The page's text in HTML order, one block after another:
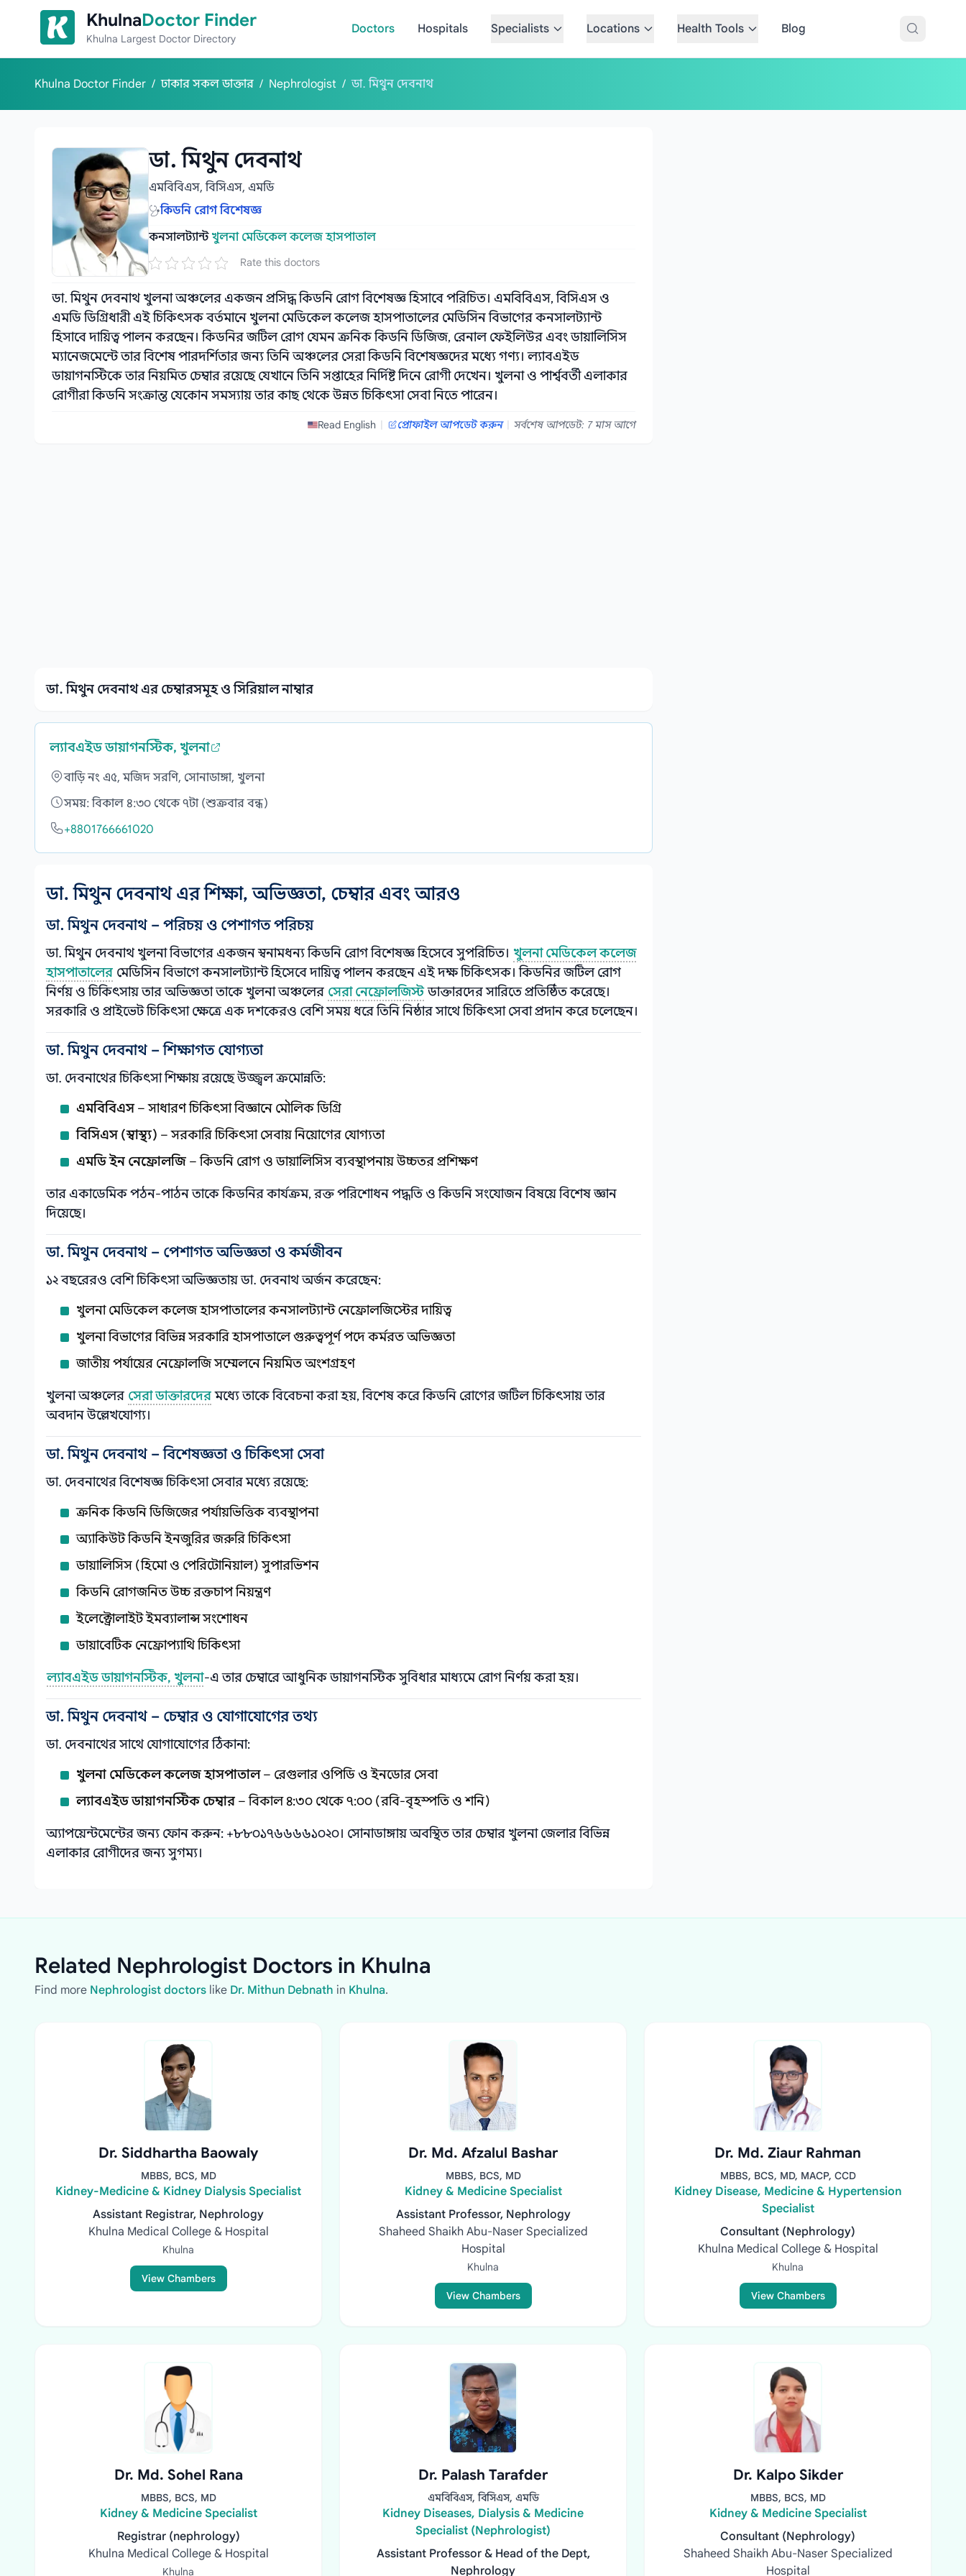
Skip to content
KhulnaDoctor Finder
Khulna Largest Doctor Directory
Doctors Hospitals Specialists Locations Health Tools Blog
Khulna Doctor Finder / ঢাকার সকল ডাক্তার / Nephrologist / ডা. মিথুন দেবনাথ
ডা. মিথুন দেবনাথ
এমবিবিএস, বিসিএস, এমডি
কিডনি রোগ বিশেষজ্ঞ
কনসালট্যান্ট খুলনা মেডিকেল কলেজ হাসপাতাল
Rate this doctors
ডা. মিথুন দেবনাথ খুলনা অঞ্চলের একজন প্রসিদ্ধ কিডনি রোগ বিশেষজ্ঞ হিসাবে পরিচিত। এমবিবিএস, বিসিএস ও
এমডি ডিগ্রিধারী এই চিকিৎসক বর্তমানে খুলনা মেডিকেল কলেজ হাসপাতালের মেডিসিন বিভাগের কনসালট্যান্ট
হিসাবে দায়িত্ব পালন করছেন। কিডনির জটিল রোগ যেমন ক্রনিক কিডনি ডিজিজ, রেনাল ফেইলিউর এবং ডায়ালিসিস
ম্যানেজমেন্টে তার বিশেষ পারদর্শিতার জন্য তিনি অঞ্চলের সেরা কিডনি বিশেষজ্ঞদের মধ্যে গণ্য। ল্যাবএইড
ডায়াগনস্টিকে তার নিয়মিত চেম্বার রয়েছে যেখানে তিনি সপ্তাহের নির্দিষ্ট দিনে রোগী দেখেন। খুলনা ও পার্শ্ববর্তী এলাকার
রোগীরা কিডনি সংক্রান্ত যেকোন সমস্যায় তার কাছ থেকে উন্নত চিকিৎসা সেবা নিতে পারেন।
Read English | প্রোফাইল আপডেট করুন | সর্বশেষ আপডেট: 7 মাস আগে
ডা. মিথুন দেবনাথ এর চেম্বারসমূহ ও সিরিয়াল নাম্বার
ল্যাবএইড ডায়াগনস্টিক, খুলনা
বাড়ি নং এ৫, মজিদ সরণি, সোনাডাঙ্গা, খুলনা
সময়: বিকাল ৪:৩০ থেকে ৭টা (শুক্রবার বন্ধ)
+8801766661020
ডা. মিথুন দেবনাথ এর শিক্ষা, অভিজ্ঞতা, চেম্বার এবং আরও
ডা. মিথুন দেবনাথ – পরিচয় ও পেশাগত পরিচয়
ডা. মিথুন দেবনাথ খুলনা বিভাগের একজন স্বনামধন্য কিডনি রোগ বিশেষজ্ঞ হিসেবে সুপরিচিত। খুলনা মেডিকেল কলেজ
হাসপাতালের মেডিসিন বিভাগে কনসালট্যান্ট হিসেবে দায়িত্ব পালন করছেন এই দক্ষ চিকিৎসক। কিডনির জটিল রোগ
নির্ণয় ও চিকিৎসায় তার অভিজ্ঞতা তাকে খুলনা অঞ্চলের সেরা নেফ্রোলজিস্টডাক্তারদের সারিতে প্রতিষ্ঠিত করেছে।
সরকারি ও প্রাইভেট চিকিৎসা ক্ষেত্রে এক দশকেরও বেশি সময় ধরে তিনি নিষ্ঠার সাথে চিকিৎসা সেবা প্রদান করে চলেছেন।
ডা. মিথুন দেবনাথ – শিক্ষাগত যোগ্যতা
ডা. দেবনাথের চিকিৎসা শিক্ষায় রয়েছে উজ্জ্বল ক্রমোন্নতি:
এমবিবিএস– সাধারণ চিকিৎসা বিজ্ঞানে মৌলিক ডিগ্রি
বিসিএস (স্বাস্থ্য) – সরকারি চিকিৎসা সেবায় নিয়োগের যোগ্যতা
এমডি ইন নেফ্রোলজি – কিডনি রোগ ও ডায়ালিসিস ব্যবস্থাপনায় উচ্চতর প্রশিক্ষণ
তার একাডেমিক পঠন-পাঠন তাকে কিডনির কার্যক্রম, রক্ত পরিশোধন পদ্ধতি ও কিডনি সংযোজন বিষয়ে বিশেষ জ্ঞান
দিয়েছে।
ডা. মিথুন দেবনাথ – পেশাগত অভিজ্ঞতা ও কর্মজীবন
১২ বছরেরও বেশি চিকিৎসা অভিজ্ঞতায় ডা. দেবনাথ অর্জন করেছেন:
খুলনা মেডিকেল কলেজ হাসপাতালের কনসালট্যান্ট নেফ্রোলজিস্টের দায়িত্ব
খুলনা বিভাগের বিভিন্ন সরকারি হাসপাতালে গুরুত্বপূর্ণ পদে কর্মরত অভিজ্ঞতা
জাতীয় পর্যায়ের নেফ্রোলজি সম্মেলনে নিয়মিত অংশগ্রহণ
খুলনা অঞ্চলের সেরা ডাক্তারদেরমধ্যে তাকে বিবেচনা করা হয়, বিশেষ করে কিডনি রোগের জটিল চিকিৎসায় তার
অবদান উল্লেখযোগ্য।
ডা. মিথুন দেবনাথ – বিশেষজ্ঞতা ও চিকিৎসা সেবা
ডা. দেবনাথের বিশেষজ্ঞ চিকিৎসা সেবার মধ্যে রয়েছে:
ক্রনিক কিডনি ডিজিজের পর্যায়ভিত্তিক ব্যবস্থাপনা
অ্যাকিউট কিডনি ইনজুরির জরুরি চিকিৎসা
ডায়ালিসিস (হিমো ও পেরিটোনিয়াল) সুপারভিশন
কিডনি রোগজনিত উচ্চ রক্তচাপ নিয়ন্ত্রণ
ইলেক্ট্রোলাইট ইমব্যালান্স সংশোধন
ডায়াবেটিক নেফ্রোপ্যাথি চিকিৎসা
ল্যাবএইড ডায়াগনস্টিক, খুলনা-এ তার চেম্বারে আধুনিক ডায়াগনস্টিক সুবিধার মাধ্যমে রোগ নির্ণয় করা হয়।
ডা. মিথুন দেবনাথ – চেম্বার ও যোগাযোগের তথ্য
ডা. দেবনাথের সাথে যোগাযোগের ঠিকানা:
খুলনা মেডিকেল কলেজ হাসপাতাল– রেগুলার ওপিডি ও ইনডোর সেবা
ল্যাবএইড ডায়াগনস্টিক চেম্বার– বিকাল ৪:৩০ থেকে ৭:০০ (রবি-বৃহস্পতি ও শনি)
অ্যাপয়েন্টমেন্টের জন্য ফোন করুন: +৮৮০১৭৬৬৬৬১০২০। সোনাডাঙ্গায় অবস্থিত তার চেম্বার খুলনা জেলার বিভিন্ন
এলাকার রোগীদের জন্য সুগম্য।
Related Nephrologist Doctors in Khulna
Find more Nephrologist doctors like Dr. Mithun Debnath in Khulna.
Dr. Siddhartha Baowaly
MBBS, BCS, MD
Kidney-Medicine & Kidney Dialysis Specialist
Assistant Registrar, Nephrology
Khulna Medical College & Hospital
Khulna
View Chambers
Dr. Md. Afzalul Bashar
MBBS, BCS, MD
Kidney & Medicine Specialist
Assistant Professor, Nephrology
Shaheed Shaikh Abu-Naser Specialized
Hospital
Khulna
View Chambers
Dr. Md. Ziaur Rahman
MBBS, BCS, MD, MACP, CCD
Kidney Disease, Medicine & Hypertension
Specialist
Consultant (Nephrology)
Khulna Medical College & Hospital
Khulna
View Chambers
Dr. Md. Sohel Rana
MBBS, BCS, MD
Kidney & Medicine Specialist
Registrar (nephrology)
Khulna Medical College & Hospital
Khulna
Dr. Palash Tarafder
এমবিবিএস, বিসিএস, এমডি
Kidney Diseases, Dialysis & Medicine
Specialist (Nephrologist)
Assistant Professor & Head of the Dept,
Nephrology
Dr. Kalpo Sikder
MBBS, BCS, MD
Kidney & Medicine Specialist
Consultant (Nephrology)
Shaheed Shaikh Abu-Naser Specialized
Hospital